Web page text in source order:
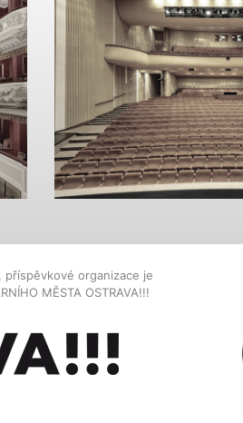
organizace je
MĚSTA OSTRAVA!!!